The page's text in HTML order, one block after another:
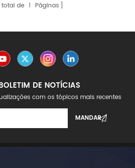
de 1 Páginas
DE NOTÍCIAS
com os tópicos mais recentes